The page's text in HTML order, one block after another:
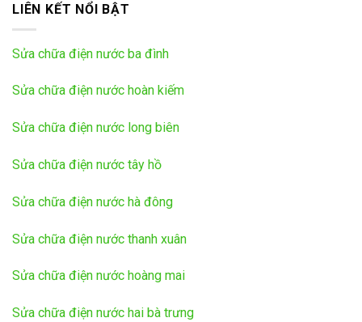
LIÊN KẾT NỔI BẬT
Sửa chữa điện nước ba đình
Sửa chữa điện nước hoàn kiếm
Sửa chữa điện nước long biên
Sửa chữa điện nước tây hồ
Sửa chữa điện nước hà đông
Sửa chữa điện nước thanh xuân
Sửa chữa điện nước hoàng mai
Sửa chữa điện nước hai bà trưng